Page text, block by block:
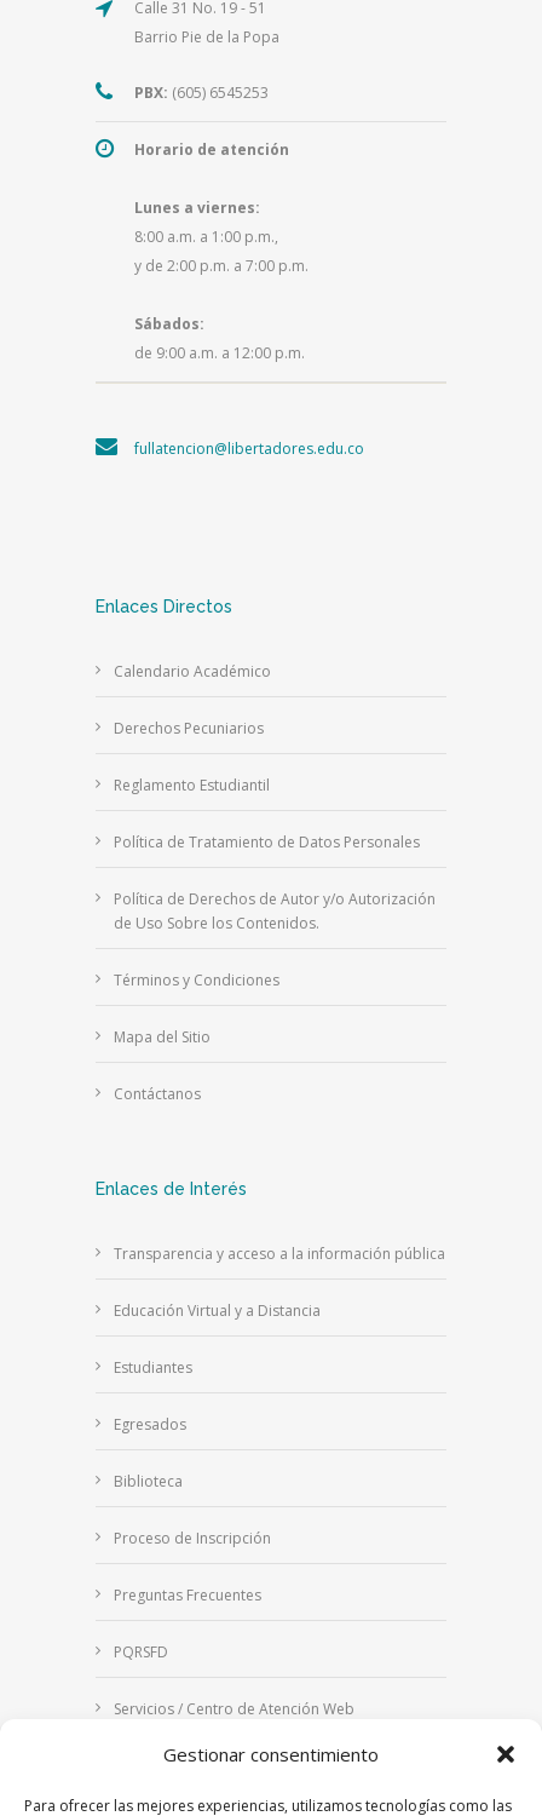
Gestionar consentimiento
Para ofrecer las mejores experiencias, utilizamos tecnologías como las
Calle 31 No. 19 - 51
Barrio Pie de la Popa
PBX: (605) 6545253
Horario de atención
Lunes a viernes:
8:00 a.m. a 1:00 p.m.,
y de 2:00 p.m. a 7:00 p.m.
Sábados:
de 9:00 a.m. a 12:00 p.m.
fullatencion@libertadores.edu.co
Enlaces Directos
Calendario Académico
Derechos Pecuniarios
Reglamento Estudiantil
Política de Tratamiento de Datos Personales
Política de Derechos de Autor y/o Autorización
de Uso Sobre los Contenidos.
Términos y Condiciones
Mapa del Sitio
Contáctanos
Enlaces de Interés
Transparencia y acceso a la información pública
Educación Virtual y a Distancia
Estudiantes
Egresados
Biblioteca
Proceso de Inscripción
Preguntas Frecuentes
PQRSFD
Servicios / Centro de Atención Web
Correo Institucional